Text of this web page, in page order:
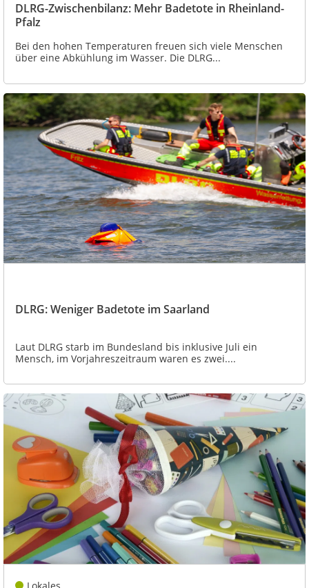
DLRG-Zwischenbilanz: Mehr Badetote in Rheinland-
Pfalz
Bei den hohen Temperaturen freuen sich viele Menschen
über eine Abkühlung im Wasser. Die DLRG...
DLRG: Weniger Badetote im Saarland
Laut DLRG starb im Bundesland bis inklusive Juli ein
Mensch, im Vorjahreszeitraum waren es zwei....